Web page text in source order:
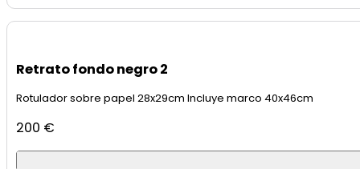
Retrato fondo negro 2
Rotulador sobre papel 28x29cm Incluye marco 40x46cm
200 €